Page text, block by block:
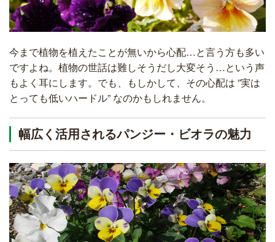
今まで植物を植えたことが無いから心配…と言う方も多い
ですよね。植物の世話は難しそうだし大変そう…という声
もよく耳にします。でも、もしかして、その心配は ”実は
とっても低いハードル” なのかもしれません。
幅広く活用されるパンジー・ビオラの魅力